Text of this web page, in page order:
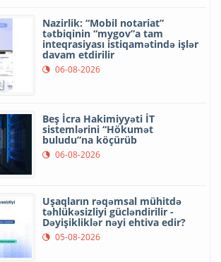
Nazirlik: “Mobil notariat”
tətbiqinin “mygov”a tam
inteqrasiyası istiqamətində işlər
davam etdirilir
06-08-2026
Beş İcra Hakimiyyəti İT
sistemlərini “Hökumət
buludu”na köçürüb
06-08-2026
Uşaqların rəqəmsal mühitdə
təhlükəsizliyi gücləndirilir -
Dəyişikliklər nəyi ehtiva edir?
05-08-2026